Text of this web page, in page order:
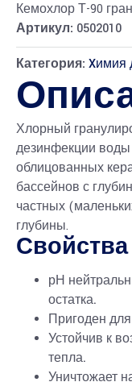
Кемохлор Т-90
Артикул: 0502010
Категория: Xимия
Хлорный
дезинфекции
облицованных
бассейнов с
частных
глубины.
Свойства
рН
остатка.
Пригоден
Устойчив к
тепла.
Уничтожает